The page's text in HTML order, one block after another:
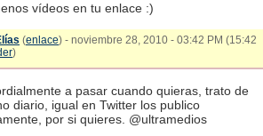
vídeos en tu enlace :)
(enlace) - noviembre 28, 2010 - 03:42 PM (15:42
)
a pasar cuando quieras, trato de
diario, igual en Twitter los publico
por si quieres. @ultramedios